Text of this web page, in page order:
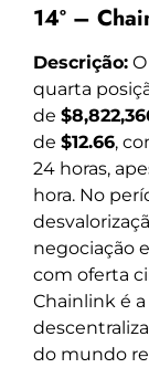
14º –
Descrição: O
quarta
de
de $12.66,
24 horas,
hora. No
negociação
com oferta
Chainlink é
do mundo